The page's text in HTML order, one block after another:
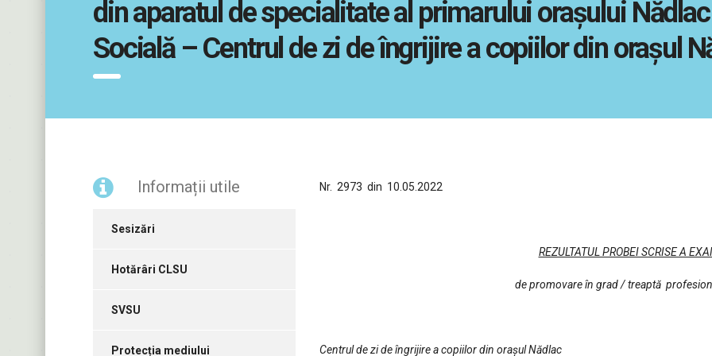
din aparatul de specialitate al primarului orașului
Socială – Centrul de zi de îngrijire a copiilor din oraşul
Nr. 2973 din 10.05.2022
REZULTATUL PROBEI SCRISE A
de promovare în grad / treaptă
Centrul de zi de îngrijire a copiilor din orașul Nădlac
Informații utile
Sesizări
Hotărâri CLSU
SVSU
Protecția mediului